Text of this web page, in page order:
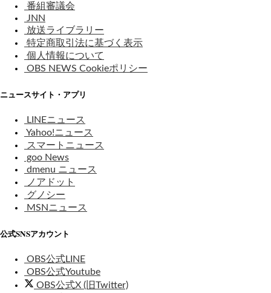
番組審議会
JNN
放送ライブラリー
特定商取引法に基づく表示
個人情報について
OBS NEWS Cookieポリシー
ニュースサイト・アプリ
LINEニュース
Yahoo!ニュース
スマートニュース
goo News
dmenu ニュース
ノアドット
グノシー
MSNニュース
公式SNSアカウント
OBS公式LINE
OBS公式Youtube
OBS公式X (旧Twitter)